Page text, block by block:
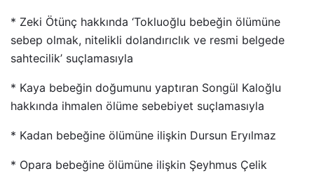
* Zeki Ötünç hakkında ‘Tokluoğlu bebeğin ölümüne
sebep olmak, nitelikli dolandırıclık ve resmi belgede
sahtecilik’ suçlamasıyla
* Kaya bebeğin doğumunu yaptıran Songül Kaloğlu
hakkında ihmalen ölüme sebebiyet suçlamasıyla
* Kadan bebeğine ölümüne ilişkin Dursun Eryılmaz
* Opara bebeğine ölümüne ilişkin Şeyhmus Çelik